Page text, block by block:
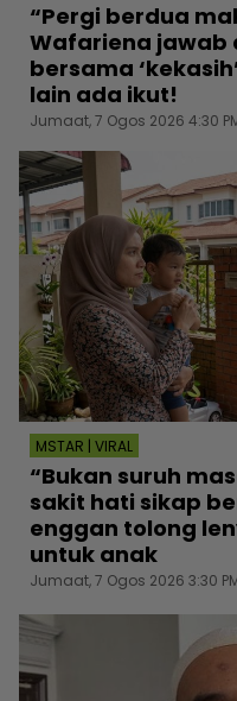
“Pergi berdua
Wafariena jawab
bersama
lain ada ikut!
Jumaat, 7 Ogos 2026 4:30
MSTAR | VIRAL
“Bukan suruh
sakit hati sikap
enggan tolong
untuk anak
Jumaat, 7 Ogos 2026 3:30